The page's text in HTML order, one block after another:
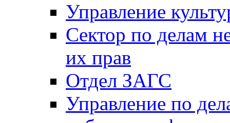
Управление
Сектор по делам
их прав
Отдел ЗАГС
Управление по